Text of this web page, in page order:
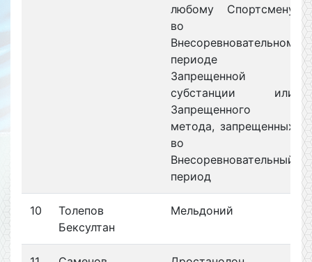
любому Спортсмену
во
Внесоревновательном
периоде
Запрещенной
субстанции или
Запрещенного
метода, запрещенных
во
Внесоревновательный
период
10
Толепов
Бексултан
Мельдоний